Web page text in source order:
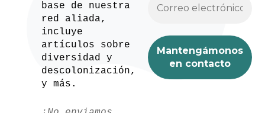
base de nuestra
red aliada,
incluye
artículos sobre
diversidad y
descolonización,
y más.